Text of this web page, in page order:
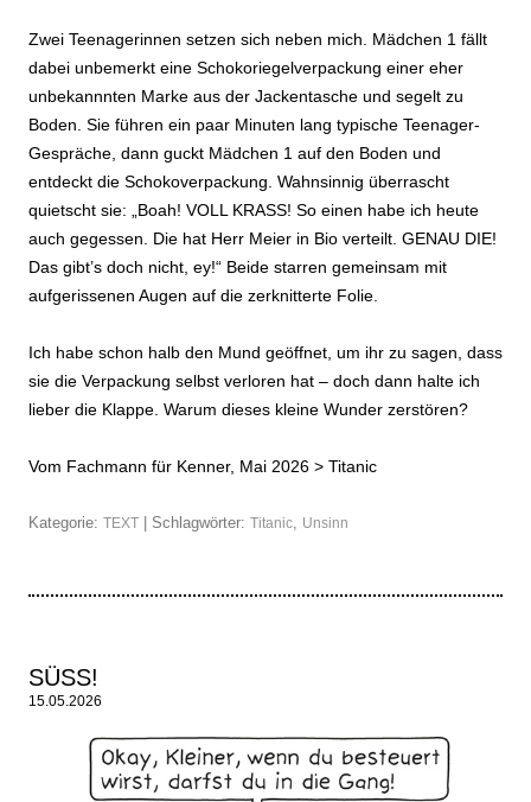
Zwei Teenagerinnen setzen sich neben mich. Mädchen 1 fällt
dabei unbemerkt eine Schokoriegelverpackung einer eher
unbekannnten Marke aus der Jackentasche und segelt zu
Boden. Sie führen ein paar Minuten lang typische Teenager-
Gespräche, dann guckt Mädchen 1 auf den Boden und
entdeckt die Schokoverpackung. Wahnsinnig überrascht
quietscht sie: „Boah! VOLL KRASS! So einen habe ich heute
auch gegessen. Die hat Herr Meier in Bio verteilt. GENAU DIE!
Das gibt’s doch nicht, ey!“ Beide starren gemeinsam mit
aufgerissenen Augen auf die zerknitterte Folie.
Ich habe schon halb den Mund geöffnet, um ihr zu sagen, dass
sie die Verpackung selbst verloren hat – doch dann halte ich
lieber die Klappe. Warum dieses kleine Wunder zerstören?
Vom Fachmann für Kenner, Mai 2026 > Titanic
Kategorie: TEXT | Schlagwörter: Titanic, Unsinn
SÜSS!
15.05.2026